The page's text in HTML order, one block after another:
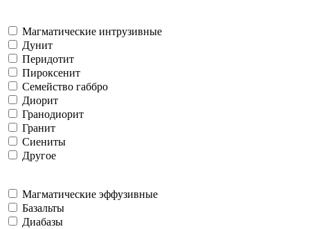
Магматические интрузивные
Дунит
Перидотит
Пироксенит
Семейство габбро
Диорит
Гранодиорит
Гранит
Сиениты
Другое
Магматические эффузивные
Базальты
Диабазы